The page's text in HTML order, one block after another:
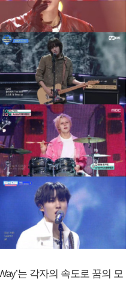
는 각자의 속도로 꿈의 모